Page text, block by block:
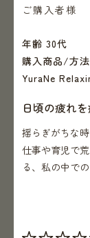
ご購入者様
年齢 30代
購入商品/方法
YuraNe
日頃の疲れ
揺らぎがちな
仕事や育児で
る、私の中で